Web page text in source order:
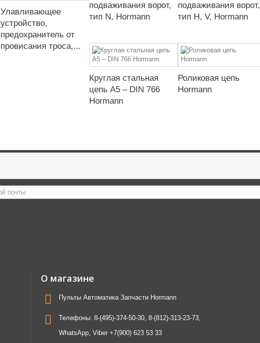
Улавливающее
устройство,
предохранитель от
провисания троса,...
подваживания ворот,
тип N, Hormann
подваживания ворот,
тип H, V, Hormann
Круглая стальная
цепь A5 – DIN 766
Hormann
Роликовая цепь
Hormann
О магазине
Пульты Автоматика Запчасти Hormann
Телефоны: 8-(495)-374-50-30, 8-(812)-313-23-73,
WhatsApp, Viber +7(900) 623 53 33